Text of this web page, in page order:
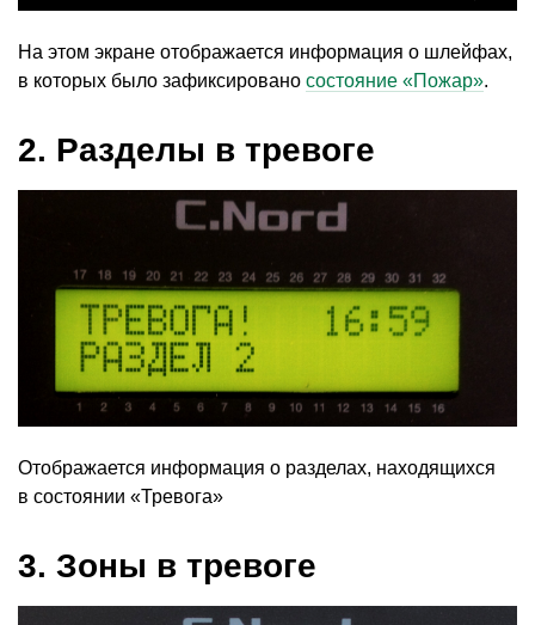
На этом экране отображается информация о шлейфах,
в которых было зафиксировано состояние «Пожар».
2. Разделы в тревоге
Отображается информация о разделах, находящихся
в состоянии «Тревога»
3. Зоны в тревоге